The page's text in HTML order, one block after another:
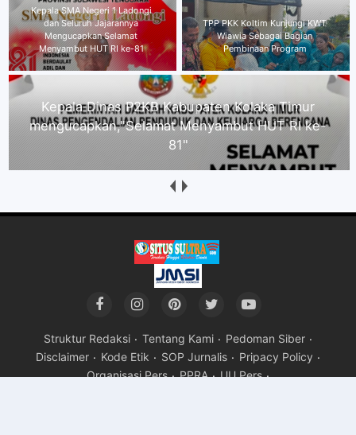
TPP PKK Koltim Kunjungi KWT
Wiawia Sebagai Bagian
Pembinaan Program
Kepala Dinas P2KB Kabupaten
Kolaka Timur
mengucapkan,"Selamat
Menyambut HUT RI ke-81"
Direktur Kolaka Media Institute Kecam Dugaan
Intimidasi Wartawan Nasionalinfo.com, Minta
Proses Hukum Berjalan
Struktur Redaksi Tentang Kami
Pedoman Siber
Disclaimer
Kode Etik SOP Jurnalis
Pripacy Policy
Organisasi Pers
PPRA UU Pers